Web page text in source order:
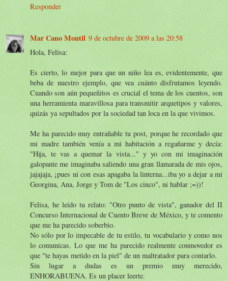
Responder
Mar Cano Montil 9 de octubre de 2009 a las 20:58
Hola, Felisa:
Es cierto, lo mejor para que un niño lea es, evidentemente, que
beba de nuestro ejemplo, que vea cuánto disfrutamos leyendo.
Cuando son aún pequeñitos es crucial el tema de los cuentos, son
una herramienta maravillosa para transmitir arquetipos y valores,
quizás ya sepultados por la sociedad tan loca en la que vivimos.
Me ha parecido muy entrañable tu post, porque he recordado que
mi madre también venía a mi habitación a regañarme y decía:
"Hija, te vas a quemar la vista..." y yo con mi imaginación
galopante me imaginaba saliendo una gran llamarada de mis ojos,
jajajaja, ¡pues ni con esas apagaba la linterna...iba yo a dejar a mi
Georgina, Ana, Jorge y Tom de "Los cinco", ni hablar ;=))!
Felisa, he leído tu relato: "Otro punto de vista", ganador del II
Concurso Internacional de Cuento Breve de México, y te comento
que me ha parecido soberbio.
No sólo por lo impecable de tu estilo, tu vocabulario y como nos
lo comunicas. Lo que me ha parecido realmente conmovedor es
que "te hayas metido en la piel" de un maltratador para contarlo.
Sin lugar a dudas es un premio muy merecido,
ENHORABUENA. Es un placer leerte.